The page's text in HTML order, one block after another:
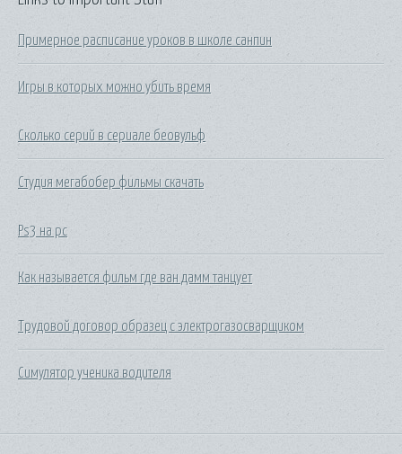
Примерное расписание уроков в школе санпин
Игры в которых можно убить время
Сколько серий в сериале беовульф
Студия мегабобер фильмы скачать
Ps3 на pc
Как называется фильм где ван дамм танцует
Трудовой договор образец с электрогазосварщиком
Симулятор ученика водителя